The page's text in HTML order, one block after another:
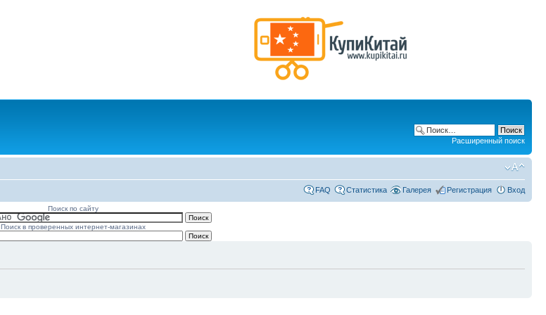
Расширенный поиск
FAQ Статистика Галерея Регистрация Вход
Поиск по сайту
Поиск в проверенных интернет-магазинах